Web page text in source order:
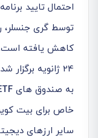
توسط گری جنسلر،
کاهش یافته است.
24 ژانویه
به صندوق های
خاص برای بیت
سایر ارزهای